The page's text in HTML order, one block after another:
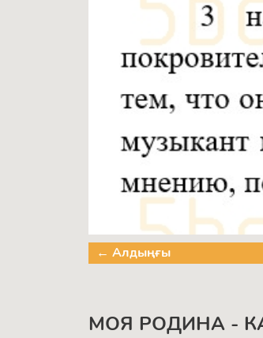
← Алдыңғы
МОЯ РОДИНА -